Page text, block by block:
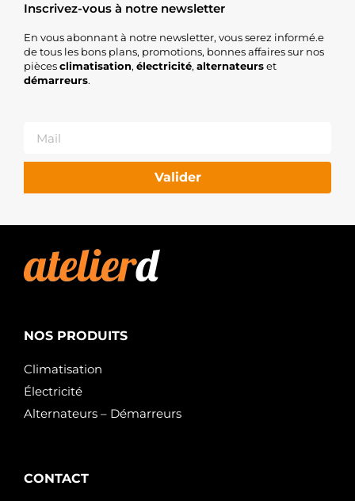
Inscrivez-vous à notre newsletter
En vous abonnant à notre newsletter, vous serez informé.e
de tous les bons plans, promotions, bonnes affaires sur nos
piècesclimatisation, électricité, alternateurset
démarreurs.
Valider
NOS PRODUITS
Climatisation
Électricité
Alternateurs – Démarreurs
CONTACT